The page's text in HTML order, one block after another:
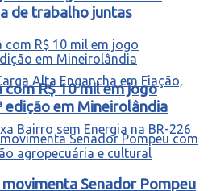
de trabalho juntas
com R$ 10 mil em jogo
edição em Mineirolândia
Senador Pompeu